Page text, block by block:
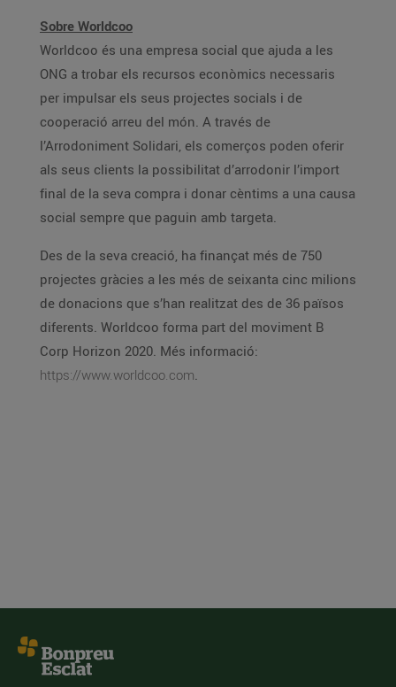
Sobre Worldcoo
Worldcoo és una empresa social que ajuda a les
ONG a trobar els recursos econòmics necessaris
per impulsar els seus projectes socials i de
cooperació arreu del món. A través de
l’Arrodoniment Solidari, els comerços poden oferir
als seus clients la possibilitat d’arrodonir l’import
final de la seva compra i donar cèntims a una causa
social sempre que paguin amb targeta.
Des de la seva creació, ha finançat més de 750
projectes gràcies a les més de seixanta cinc milions
de donacions que s’han realitzat des de 36 països
diferents. Worldcoo forma part del moviment B
Corp Horizon 2020. Més informació:
https://www.worldcoo.com.